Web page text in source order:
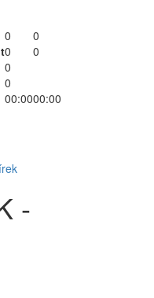
0
0
0
0
0
0
00:0000:00
-